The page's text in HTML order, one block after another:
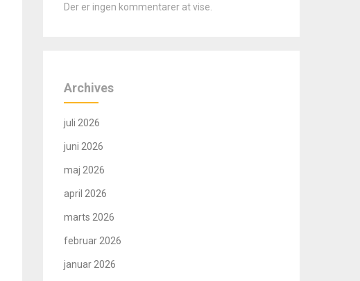
Der er ingen kommentarer at vise.
Archives
juli 2026
juni 2026
maj 2026
april 2026
marts 2026
februar 2026
januar 2026